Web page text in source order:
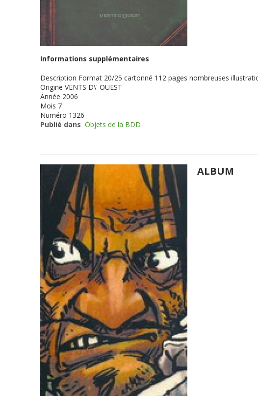
Informations supplémentaires
Description Format 20/25 cartonné 112 pages nombreuses
Origine VENTS D\' OUEST
Année 2006
Mois 7
Numéro 1326
Publié dans Objets de la BDD
ALBUM